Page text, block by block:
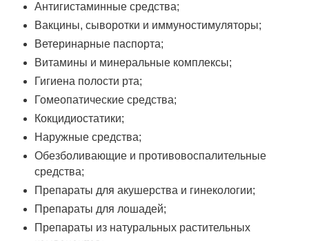
Антигистаминные средства;
Вакцины, сыворотки и иммуностимуляторы;
Ветеринарные паспорта;
Витамины и минеральные комплексы;
Гигиена полости рта;
Гомеопатические средства;
Кокцидиостатики;
Наружные средства;
Обезболивающие и противовоспалительные
средства;
Препараты для акушерства и гинекологии;
Препараты для лошадей;
Препараты из натуральных растительных